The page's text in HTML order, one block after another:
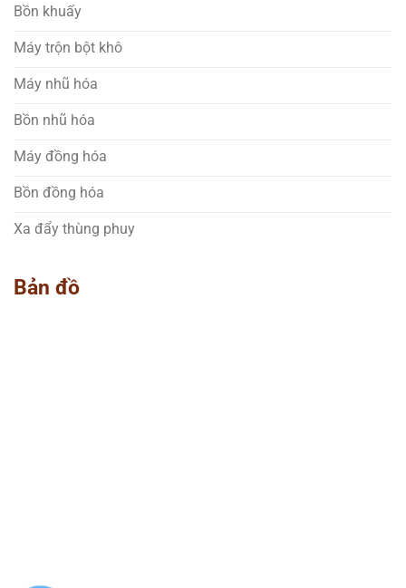
Bồn khuấy
Máy trộn bột khô
Máy nhũ hóa
Bồn nhũ hóa
Máy đồng hóa
Bồn đồng hóa
Xa đẩy thùng phuy
Bản đồ